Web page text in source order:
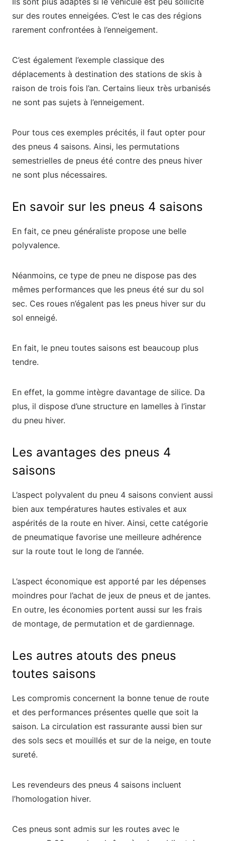
sur des routes enneigées. C’est le cas des régions
rarement confrontées à l’enneigement.
C’est également l’exemple classique des
déplacements à destination des stations de skis à
raison de trois fois l’an. Certains lieux très urbanisés
ne sont pas sujets à l’enneigement.
Pour tous ces exemples précités, il faut opter pour
des pneus 4 saisons. Ainsi, les permutations
semestrielles de pneus été contre des pneus hiver
ne sont plus nécessaires.
En savoir sur les pneus 4 saisons
En fait, ce pneu généraliste propose une belle
polyvalence.
Néanmoins, ce type de pneu ne dispose pas des
mêmes performances que les pneus été sur du sol
sec. Ces roues n’égalent pas les pneus hiver sur du
sol enneigé.
En fait, le pneu toutes saisons est beaucoup plus
tendre.
En effet, la gomme intègre davantage de silice. Da
plus, il dispose d’une structure en lamelles à l’instar
du pneu hiver.
Les avantages des pneus 4
saisons
L’aspect polyvalent du pneu 4 saisons convient aussi
bien aux températures hautes estivales et aux
aspérités de la route en hiver. Ainsi, cette catégorie
de pneumatique favorise une meilleure adhérence
sur la route tout le long de l’année.
L’aspect économique est apporté par les dépenses
moindres pour l’achat de jeux de pneus et de jantes.
En outre, les économies portent aussi sur les frais
de montage, de permutation et de gardiennage.
Les autres atouts des pneus
toutes saisons
Les compromis concernent la bonne tenue de route
et des performances présentes quelle que soit la
saison. La circulation est rassurante aussi bien sur
des sols secs et mouillés et sur de la neige, en toute
sureté.
Les revendeurs des pneus 4 saisons incluent
l’homologation hiver.
Ces pneus sont admis sur les routes avec le